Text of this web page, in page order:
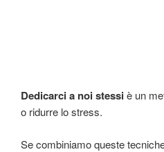
Dedicarci a noi stessiè un
o ridurre lo stress.
Se combiniamo queste